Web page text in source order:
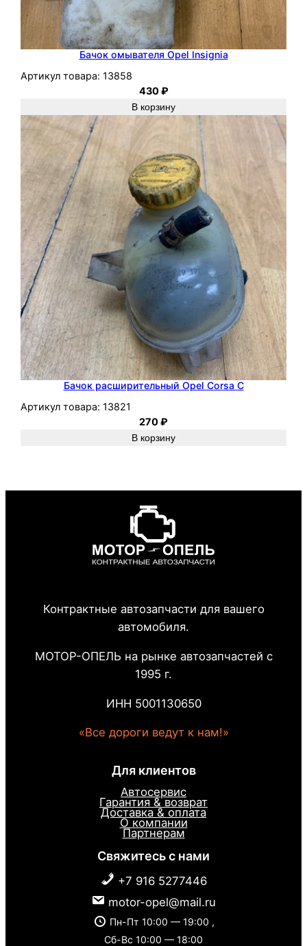
Бачок омывателя Opel Insignia
Артикул товара: 13858
430₽
В корзину
Бачок расширительный Opel Corsa C
Артикул товара: 13821
270₽
В корзину
Контрактные автозапчасти для вашего
автомобиля.
МОТОР-ОПЕЛЬ на рынке автозапчастей с
1995 г.
ИНН 5001130650
«Все дороги ведут к нам!»
Для клиентов
Автосервис
Гарантия & возврат
Доставка & оплата
О компании
Партнерам
Свяжитесь с нами
+7 916 5277446
motor-opel@mail.ru
Пн-Пт 10:00 — 19:00 ,
Сб-Вс 10:00 — 18:00